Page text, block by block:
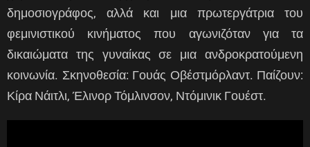
δημοσιογράφος, αλλά και μια πρωτεργάτρια του
φεμινιστικού κινήματος που αγωνιζόταν για τα
δικαιώματα της γυναίκας σε μια ανδροκρατούμενη
κοινωνία. Σκηνοθεσία: Γουάς Οβέστμόρλαντ. Παίζουν:
Κίρα Νάιτλι, Έλινορ Τόμλινσον, Ντόμινικ Γουέστ.